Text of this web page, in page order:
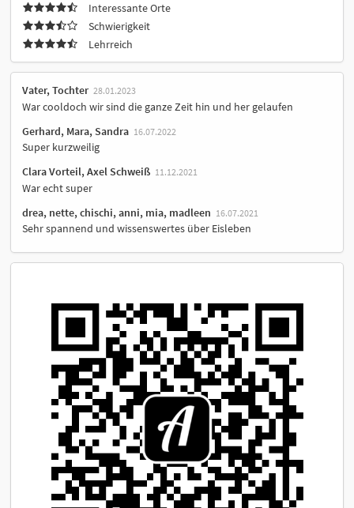
Interessante Orte
Schwierigkeit
Lehrreich
Vater, Tochter 28.01.2023
War cooldoch wir sind die ganze Zeit hin und her gelaufen
Gerhard, Mara, Sandra 16.07.2022
Super kurzweilig
Clara Vorteil, Axel Schweiß 11.12.2021
War echt super
drea, nette, chischi, anni, mia, madleen 16.07.2021
Sehr spannend und wissenswertes über Eisleben